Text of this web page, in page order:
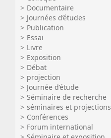
Documentaire
Journées d’études
Publication
Essai
Livre
Exposition
Débat
projection
Journée d’étude
Séminaire de recherche
séminaires et projections
Conférences
Forum international